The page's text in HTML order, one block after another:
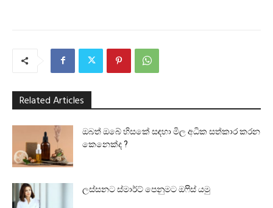
Related Articles
ඔබත් ඔබේ හිසකේ සඳහා මිල අධික සත්කාර කරන
කෙනෙක්ද ?
ලස්සනට ස්මාර්ට් පෙනුමට ඔෆිස් යමු